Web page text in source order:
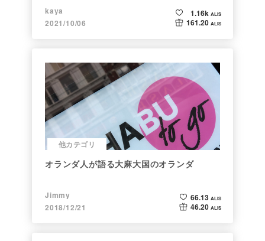
kaya
2021/10/06
1.16k ALIS
161.20 ALIS
他カテゴリ
オランダ人が語る大麻大国のオランダ
Jimmy
2018/12/21
66.13 ALIS
46.20 ALIS